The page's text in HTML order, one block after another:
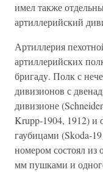
имел также
артиллерийский
Артиллерия
артиллерийских
бригаду. Полк с
дивизионов с
дивизионе
Krupp-1904, 1912) и
гаубицами (Skoda-
номером состоял из
мм пушками и